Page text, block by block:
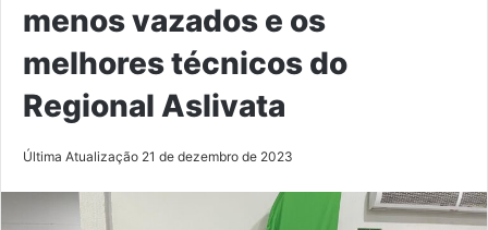
menos vazados e os
melhores técnicos do
Regional Aslivata
Última Atualização 21 de dezembro de 2023